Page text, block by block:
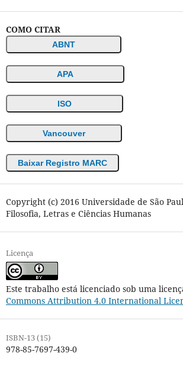
COMO CITAR
ABNT
APA
ISO
Vancouver
Baixar Registro MARC
Copyright (c) 2016 Universidade de São
Filosofia, Letras e Ciências Humanas
Licença
Este trabalho está licenciado sob uma
Commons Attribution 4.0 International
ISBN-13 (15)
978-85-7697-439-0